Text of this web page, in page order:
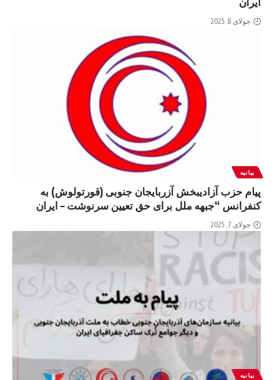
جولای 8, 2025
بیانیه
پیام حزب آزادیبخش آزربایجان جنوبی (قورتولوش) به
کنفرانس “جبهه ملل برای حق تعیین سرنوشت – ایران
جولای 7, 2025
بیانیه